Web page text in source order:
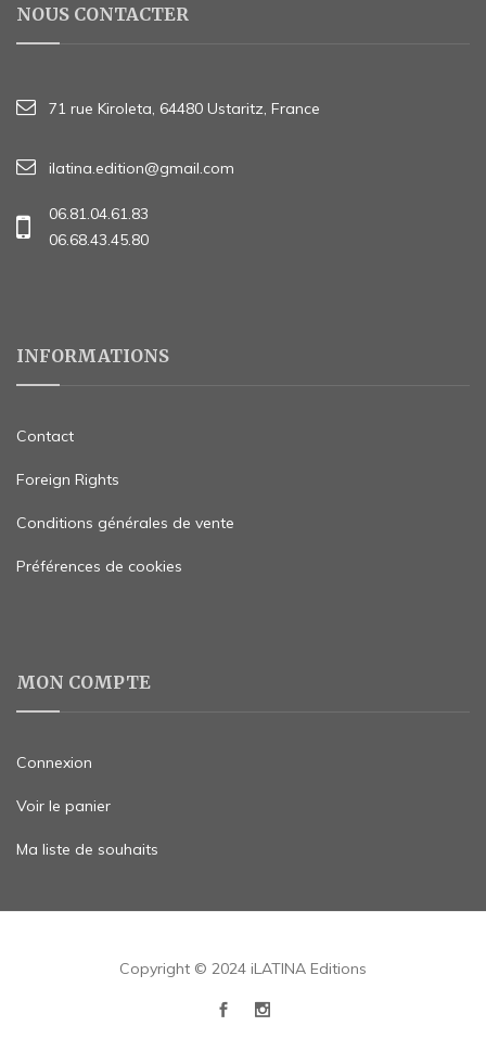
NOUS CONTACTER
71 rue Kiroleta, 64480 Ustaritz, France
ilatina.edition@gmail.com
06.81.04.61.83
06.68.43.45.80
INFORMATIONS
Contact
Foreign Rights
Conditions générales de vente
Préférences de cookies
MON COMPTE
Connexion
Voir le panier
Ma liste de souhaits
Copyright © 2024 iLATINA Editions